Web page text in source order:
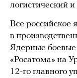
логистический
Все российское
в
Ядерные боевые
«Росатома» на
12-го главного